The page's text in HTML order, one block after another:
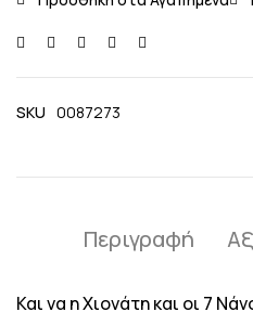
SKU 0087273
Περιγραφή
Και να η Χιονάτη και οι 7